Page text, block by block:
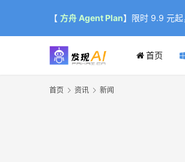
【 方舟 Agent Plan】限时 9.9 元
首页
首页 资讯 新闻